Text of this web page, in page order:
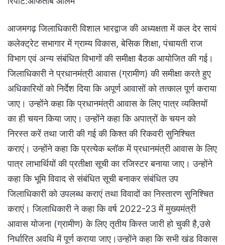
आजमगढ़ जिलाधिकारी विशाल भारद्वाज की अध्यक्षता में कल देर सायं
कलेक्ट्रेट सभागार में ग्राम्य विकास, बेसिक शिक्षा, पंचायती राज
विभाग एवं अन्य संबंधित विभागों की समीक्षा बैठक आयोजित की गई।
जिलाधिकारी ने प्रधानमंत्री आवास (ग्रामीण) की समीक्षा करते हुए
अधिकारियों को निर्देश दिया कि अपूर्ण आवासों को तत्काल पूर्ण कराया
जाए। उन्होंने कहा कि प्रधानमंत्री आवास के लिए पात्र व्यक्तियों
का ही चयन किया जाए। उन्होंने कहा कि अपात्रों के चयन को
निरस्त करें तथा जारी की गई की किश्त की रिकवरी सुनिश्चित
कराएं। उन्होंने कहा कि प्रत्येक ब्लॉक में प्रधानमंत्री आवास के लिए
पात्र लाभार्थियों की प्रतीक्षा सूची का रजिस्टर बनाया जाए। उन्होंने
कहा कि भूमि विवाद से संबंधित सूची बनाकर संबंधित उप
जिलाधिकारी को उपलब्ध कराएं तथा विवादों का निस्तारण सुनिश्चित
कराएं। जिलाधिकारी ने कहा कि वर्ष 2022-23 में मुख्यमंत्री
आवास योजना (ग्रामीण) के लिए तृतीय किस्त जारी हो चुकी है,उसे
निर्धारित अवधि में पूर्ण कराया जाए।उन्होंने कहा कि सभी खंड विकास